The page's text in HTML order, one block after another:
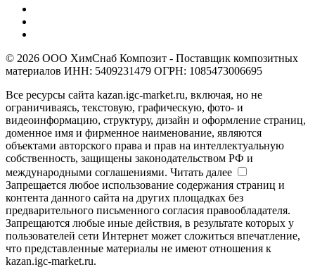
© 2026 ООО ХимСнаб Композит - Поставщик композитных
материалов ИНН: 5409231479 ОГРН: 1085473006695
Все ресурсы сайта kazan.igc-market.ru, включая, но не
ограничиваясь, текстовую, графическую, фото- и
видеоинформацию, структуру, дизайн и оформление страниц,
доменное имя и фирменное наименование, являются
объектами авторского права и прав на интеллектуальную
собственность, защищены законодательством РФ и
международными соглашениями. Читать далее
Запрещается любое использование содержания страниц и
контента данного сайта на других площадках без
предварительного письменного согласия правообладателя.
Запрещаются любые иные действия, в результате которых у
пользователей сети Интернет может сложиться впечатление,
что представленные материалы не имеют отношения к
kazan.igc-market.ru.